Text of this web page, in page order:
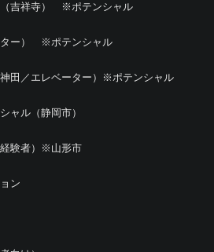
（吉祥寺） ※ポテンシャル
ター） ※ポテンシャル
田／エレベーター）※ポテンシャル
ャル（静岡市）
経験者）※山形市
ン